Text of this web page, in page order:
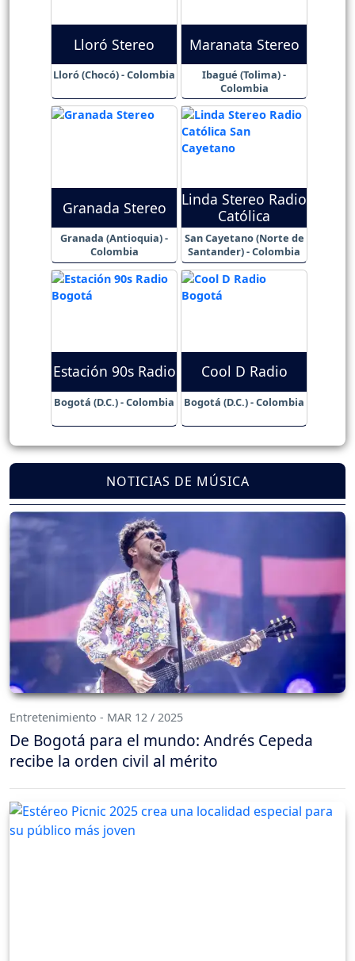
Lloró Stereo
Lloró (Chocó) - Colombia
Maranata Stereo
Ibagué (Tolima) -
Colombia
Granada Stereo
Granada (Antioquia) -
Colombia
Linda Stereo Radio
Católica
San Cayetano (Norte de
Santander) - Colombia
Estación 90s Radio
Bogotá (D.C.) - Colombia
Cool D Radio
Bogotá (D.C.) - Colombia
NOTICIAS DE MÚSICA
Entretenimiento - MAR 12 / 2025
De Bogotá para el mundo: Andrés Cepeda
recibe la orden civil al mérito